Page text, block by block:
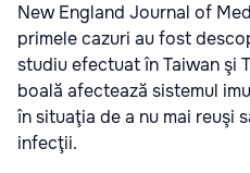
New England Journal of
primele cazuri au fost
studiu efectuat în Taiwan şi
boală afectează sistemul
în situaţia de a nu mai reuşi
infecţii.